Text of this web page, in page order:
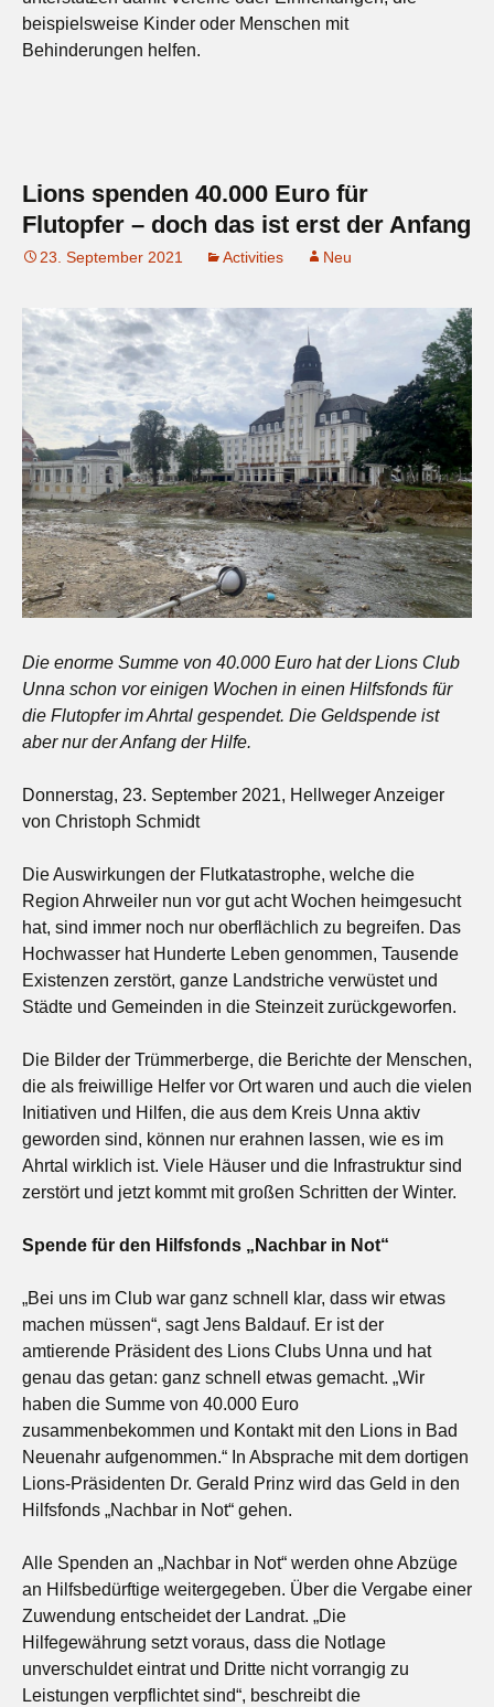
beispielsweise Kinder oder Menschen mit
Behinderungen helfen.
Lions spenden 40.000 Euro für
Flutopfer – doch das ist erst der Anfang
23. September 2021 Activities Neu
Die enorme Summe von 40.000 Euro hat der Lions Club
Unna schon vor einigen Wochen in einen Hilfsfonds für
die Flutopfer im Ahrtal gespendet. Die Geldspende ist
aber nur der Anfang der Hilfe.
Donnerstag, 23. September 2021, Hellweger Anzeiger
von Christoph Schmidt
Die Auswirkungen der Flutkatastrophe, welche die
Region Ahrweiler nun vor gut acht Wochen heimgesucht
hat, sind immer noch nur oberflächlich zu begreifen. Das
Hochwasser hat Hunderte Leben genommen, Tausende
Existenzen zerstört, ganze Landstriche verwüstet und
Städte und Gemeinden in die Steinzeit zurückgeworfen.
Die Bilder der Trümmerberge, die Berichte der Menschen,
die als freiwillige Helfer vor Ort waren und auch die vielen
Initiativen und Hilfen, die aus dem Kreis Unna aktiv
geworden sind, können nur erahnen lassen, wie es im
Ahrtal wirklich ist. Viele Häuser und die Infrastruktur sind
zerstört und jetzt kommt mit großen Schritten der Winter.
Spende für den Hilfsfonds „Nachbar in Not“
„Bei uns im Club war ganz schnell klar, dass wir etwas
machen müssen“, sagt Jens Baldauf. Er ist der
amtierende Präsident des Lions Clubs Unna und hat
genau das getan: ganz schnell etwas gemacht. „Wir
haben die Summe von 40.000 Euro
zusammenbekommen und Kontakt mit den Lions in Bad
Neuenahr aufgenommen.“ In Absprache mit dem dortigen
Lions-Präsidenten Dr. Gerald Prinz wird das Geld in den
Hilfsfonds „Nachbar in Not“ gehen.
Alle Spenden an „Nachbar in Not“ werden ohne Abzüge
an Hilfsbedürftige weitergegeben. Über die Vergabe einer
Zuwendung entscheidet der Landrat. „Die
Hilfegewährung setzt voraus, dass die Notlage
unverschuldet eintrat und Dritte nicht vorrangig zu
Leistungen verpflichtet sind“, beschreibt die